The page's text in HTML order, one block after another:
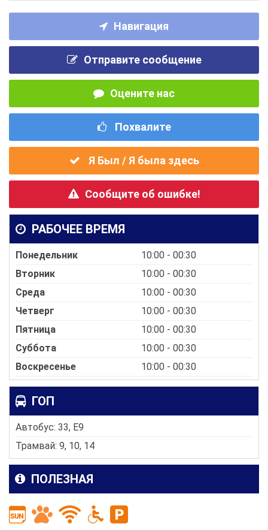
Навигация
Отправите сообщение
Оцените нас
Похвалите
Я Был / Я была здесь
Сообщите об ошибке!
РАБОЧЕЕ ВРЕМЯ
Понедельник
10:00 - 00:30
Вторник
10:00 - 00:30
Среда
10:00 - 00:30
Четверг
10:00 - 00:30
Пятница
10:00 - 00:30
Суббота
10:00 - 00:30
Воскресенье
10:00 - 00:30
ГОП
Автобус: 33, E9
Трамвай: 9, 10, 14
ПОЛЕЗНАЯ